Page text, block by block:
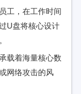
工，在工作时间
U盘将核心设计
载着海量核心数
网络攻击的风